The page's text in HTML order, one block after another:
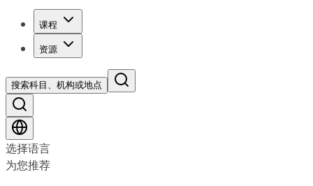
课程
资源
搜索科目、机构或地点
选择语言
为您推荐